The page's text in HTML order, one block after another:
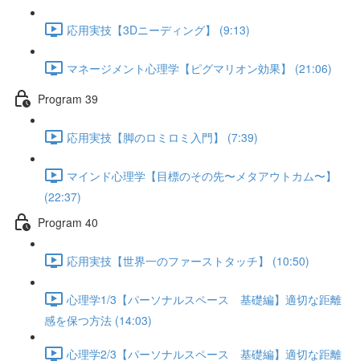
応用実技【3Dニーディング】 (9:13)
マネージメント心理学【ピグマリオン効果】 (21:06)
Program 39
応用実技【脚のロミロミ入門】 (7:39)
マインド心理学【目標のその先〜メタアウトカム〜】
(22:37)
Program 40
応用実技【世界一のファーストタッチ】 (10:50)
心理学1/3【パーソナルスペース 基礎編】適切な距離
感を保つ方法 (14:03)
心理学2/3【パーソナルスペース 基礎編】適切な距離